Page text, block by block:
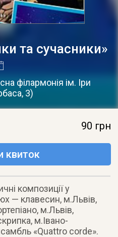
та сучасники»
філармонія ім. Іри
3)
90 грн
квиток
композиції у
— клавесин, м.Львів,
м.Львів,
м.Івано-
«Quattro corde».